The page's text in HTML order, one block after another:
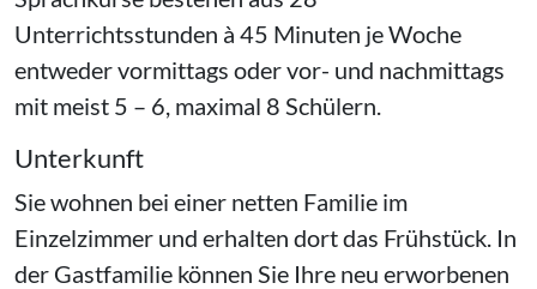
Unterrichtsstunden à 45 Minuten je Woche
entweder vormittags oder vor- und nachmittags
mit meist 5 – 6, maximal 8 Schülern.
Unterkunft
Sie wohnen bei einer netten Familie im
Einzelzimmer und erhalten dort das Frühstück. In
der Gastfamilie können Sie Ihre neu erworbenen